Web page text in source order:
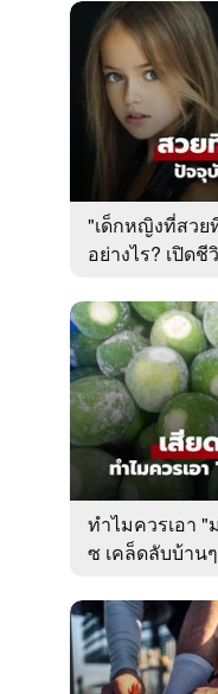
"เด็กหญิงที่สวย
อย่างไร? เปิดชี
ทำไมควรเอา "
ซ เคล็ดลับบ้าน